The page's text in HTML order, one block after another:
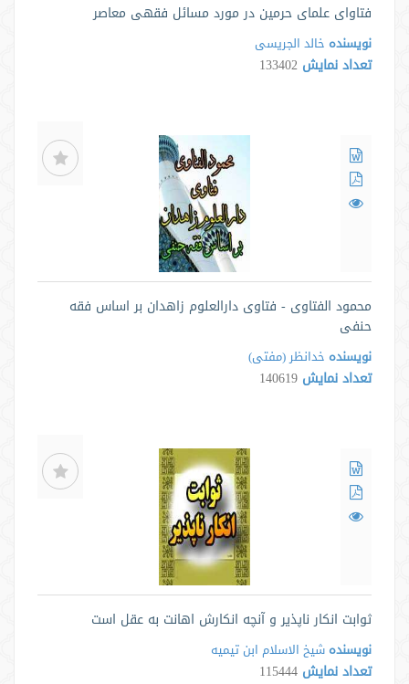
فتاوای علمای حرمین در مورد مسائل فقهی معاصر
نویسنده خالد الجریسی
تعداد نمایش 133402
محمود الفتاوی - فتاوی دارالعلوم زاهدان بر اساس فقه
حنفی
نویسنده خدانظر (مفتی)
تعداد نمایش 140619
ثوابت انکار ناپذیر و آنچه انکارش اهانت به عقل است
نویسنده شیخ الاسلام ابن تیمیه
تعداد نمایش 115444